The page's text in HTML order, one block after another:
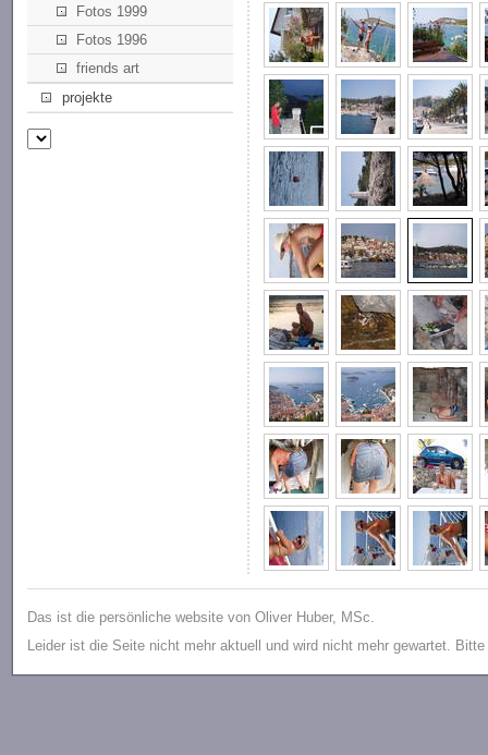
Fotos 1999
Fotos 1996
friends art
projekte
Das ist die persönliche website von Oliver Huber, MSc.
Leider ist die Seite nicht mehr aktuell und wird nicht mehr gewartet.